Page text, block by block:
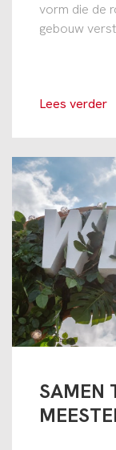
vorm die de
gebouw
Lees verder
SAMEN